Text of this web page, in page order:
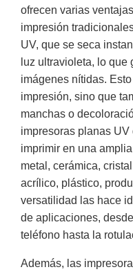
ofrecen varias
impresión
UV, que se seca
luz ultravioleta, lo
imágenes nítidas.
impresión, sino que
manchas o
impresoras planas
imprimir en una
metal, cerámica,
acrílico, plástico,
versatilidad las hace
de aplicaciones,
teléfono hasta la
Además, las